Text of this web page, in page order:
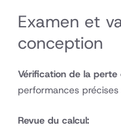
Examen et
conception
Vérification de la
performances
Revue du calcul: